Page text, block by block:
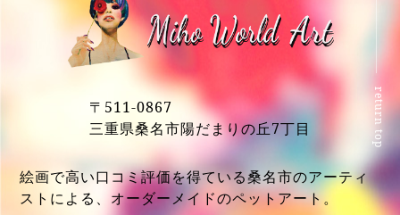
return top
〒511-0867
三重県桑名市陽だまりの丘7丁目
絵画で高い口コミ評価を得ている桑名市のアーティ
ストによる、オーダーメイドのペットアート。